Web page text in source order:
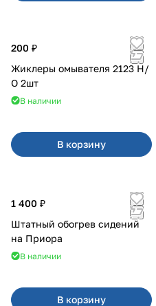
200 ₽
Жиклеры омывателя 2123 Н/
О 2шт
В наличии
В корзину
1 400 ₽
Штатный обогрев сидений
на Приора
В наличии
В корзину